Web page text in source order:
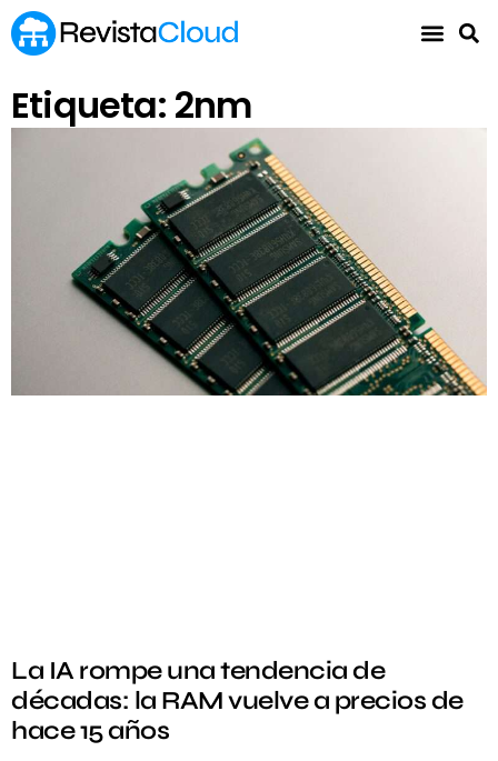
Etiqueta: 2nm
La IA rompe una tendencia de
décadas: la RAM vuelve a precios de
hace 15 años